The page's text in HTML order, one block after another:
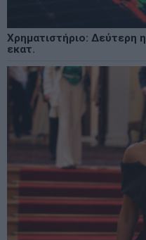
Χρηματιστήριο: Δεύτερη
εκατ.